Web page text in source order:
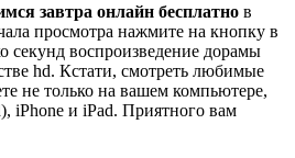
завтра онлайн бесплатно в
просмотра нажмите на кнопку в
секунд воспроизведение дорамы
hd. Кстати, смотреть любимые
не только на вашем компьютере,
iPhone и iPad. Приятного вам